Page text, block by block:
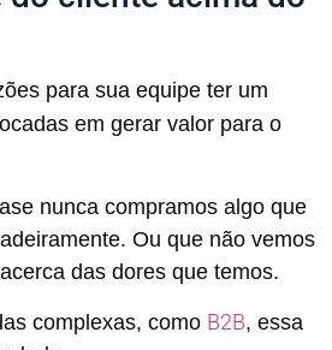
para sua equipe ter um
em gerar valor para o
nunca compramos algo que
Ou que não vemos
das dores que temos.
complexas, como B2B, essa